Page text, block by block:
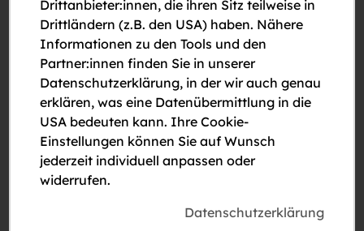
r.kail[at]sz.at
Sachbearbeiterin
DianaCamondo
+43(1)2531030-5125
d.camondo[at]sz.at
Am Hang 500
3353 Biberbach
Drittanbieter:innen, die ihren Sitz teilweise in
Drittländern (z.B. den USA) haben. Nähere
Informationen zu den Tools und den
Partner:innen finden Sie in unserer
Datenschutzerklärung, in der wir auch genau
erklären, was eine Datenübermittlung in die
USA bedeuten kann. Ihre Cookie-
Einstellungen können Sie auf Wunsch
jederzeit individuell anpassen oder
widerrufen.
Datenschutzerklärung